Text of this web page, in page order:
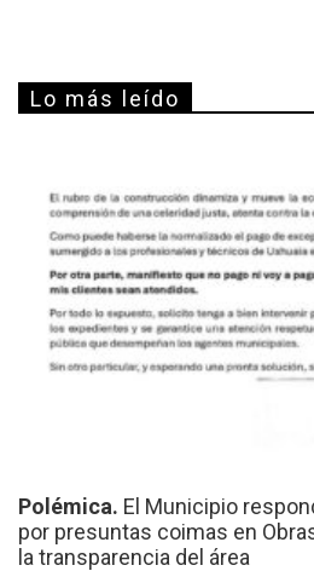
Lo más leído
Polémica. El Municipio
por presuntas coimas en
la transparencia del área